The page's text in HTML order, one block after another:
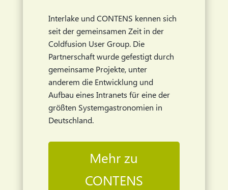
Interlake und CONTENS kennen sich
seit der gemeinsamen Zeit in der
Coldfusion User Group. Die
Partnerschaft wurde gefestigt durch
gemeinsame Projekte, unter
anderem die Entwicklung und
Aufbau eines Intranets für eine der
größten Systemgastronomien in
Deutschland.
Mehr zu
CONTENS